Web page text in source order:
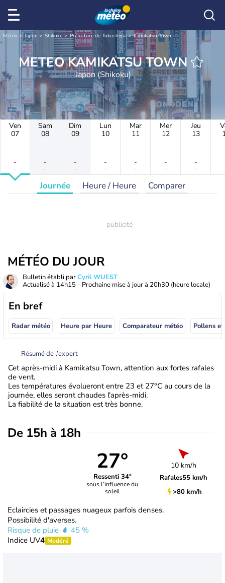
Météo Japon Shikoku Préfecture de Tokushima Kamikatsu Town
METEO KAMIKATSU TOWN
Japon (Shikoku)
Ven
07
-
-
Sam
08
-
-
Dim
09
-
-
Lun
10
-
-
Mar
11
-
-
Mer
12
-
-
Jeu
13
-
-
Journée Heure / Heure Comparer
MÉTÉO DU JOUR
Bulletin établi parCyril WUEST
Actualisé à 14h15 - Prochaine mise à jour à 20h30 (heure locale)
En bref
Radar météo Heure par Heure Comparateur météo Pollens
Résumé de l’expert
Cet après-midi à Kamikatsu Town, attention aux fortes rafales
de vent.
Les températures évolueront entre 23 et 27°C au cours de la
journée, elles seront chaudes l'après-midi.
La fiabilité de la situation est très bonne.
De 15h à 18h
27°
Ressenti 34°
sous l’influence du
soleil
10 km/h
Rafales55 km/h
>80 km/h
Eclaircies et passages nuageux parfois denses.
Possibilité d'averses.
Risque de pluie
45 %
Indice UV4 Modéré